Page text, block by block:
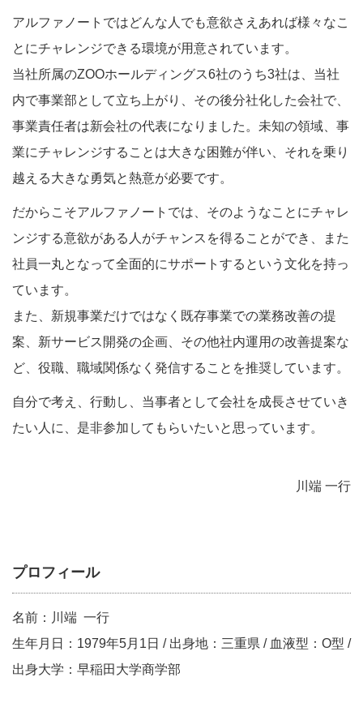
アルファノートではどんな人でも意欲さえあれば様々なこ
とにチャレンジできる環境が用意されています。
当社所属のZOOホールディングス6社のうち3社は、当社
内で事業部として立ち上がり、その後分社化した会社で、
事業責任者は新会社の代表になりました。未知の領域、事
業にチャレンジすることは大きな困難が伴い、それを乗り
越える大きな勇気と熱意が必要です。
だからこそアルファノートでは、そのようなことにチャレ
ンジする意欲がある人がチャンスを得ることができ、また
社員一丸となって全面的にサポートするという文化を持っ
ています。
また、新規事業だけではなく既存事業での業務改善の提
案、新サービス開発の企画、その他社内運用の改善提案な
ど、役職、職域関係なく発信することを推奨しています。
自分で考え、行動し、当事者として会社を成長させていき
たい人に、是非参加してもらいたいと思っています。
川端 一行
プロフィール
名前：川端 一行
生年月日：1979年5月1日 / 出身地：三重県 / 血液型：O型 /
出身大学：早稲田大学商学部